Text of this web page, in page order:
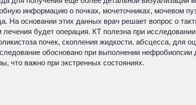
информацию о почках, мочеточниках, мочевом
На основании этих данных врач решает вопрос о
будет операция. КТ полезна при
почек, скопления жидкости, абсцесса, для
обосновано при выполнении
что важно при экстренных состояниях.